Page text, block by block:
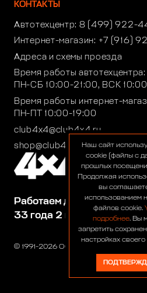
© 1991-2026 ООО «Сервис 4х4»
Работаем для вас:
33 года 2 месяца 24 дня
КОНТАКТЫ
Автотехцентр: 8 (499) 922-
Интернет-магазин: +7 (916)
Адреса и схемы проезда
Время работы автотехцентра:
ПН-СБ 10:00-21:00, ВСК
Время работы интернет-
ПН-ПТ 10:00-19:00
club4x4@club4x4.ru
shop@club4x4.ruНаш сайт
cookie (файлы с
прошлых
Продолжая
вы
использованием
файлов cookie.
подробнее. Вы
запретить
настройках